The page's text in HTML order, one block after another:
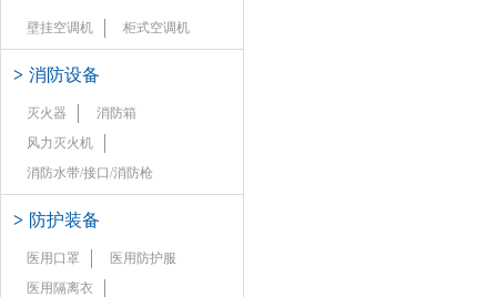
壁挂空调机 柜式空调机
> 消防设备
灭火器
消防箱
风力灭火机
消防水带/接口/消防枪
> 防护装备
医用口罩
医用防护服
医用隔离衣